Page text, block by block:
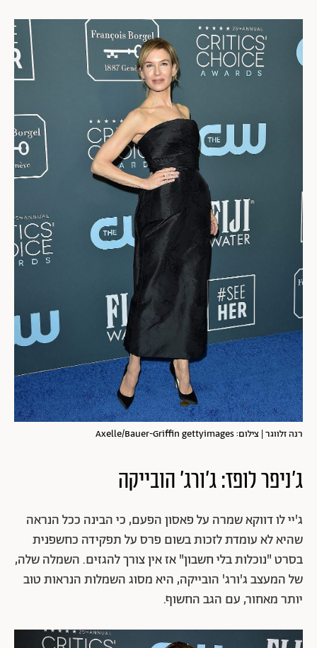
רנה זלווגר | צילום: Axelle/Bauer-Griffin gettyimages
ג'ניפר לופז: ג'ורג' הובייקה
ג'יי לו דווקא שמרה על פאסון הפעם, כי הבינה ככל הנראה
שהיא לא עומדת לזכות בשום פרס על תפקידה כחשפנית
בסרט "נוכלות בלי חשבון" אז אין צורך להגזים. השמלה שלה,
של המעצב ג'ורג' הובייקה, היא מסוג השמלות הנראות טוב
יותר מאחור, עם הגב החשוף.